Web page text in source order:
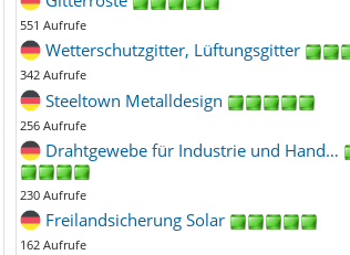
551 Aufrufe
Wetterschutzgitter, Lüftungsgitter
342 Aufrufe
Steeltown Metalldesign
256 Aufrufe
Drahtgewebe für Industrie und Hand…
230 Aufrufe
Freilandsicherung Solar
162 Aufrufe